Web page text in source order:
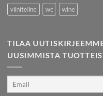
viiniteline
wc wine
TILAA
UUSIMMISTA